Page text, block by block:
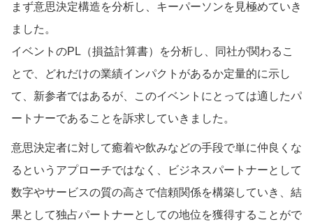
まず意思決定構造を分析し、キーパーソンを見極めていき
ました。
イベントのPL（損益計算書）を分析し、同社が関わるこ
とで、どれだけの業績インパクトがあるか定量的に示し
て、新参者ではあるが、このイベントにとっては適したパ
ートナーであることを訴求していきました。
意思決定者に対して癒着や飲みなどの手段で単に仲良くな
るというアプローチではなく、ビジネスパートナーとして
数字やサービスの質の高さで信頼関係を構築していき、結
果として独占パートナーとしての地位を獲得することがで